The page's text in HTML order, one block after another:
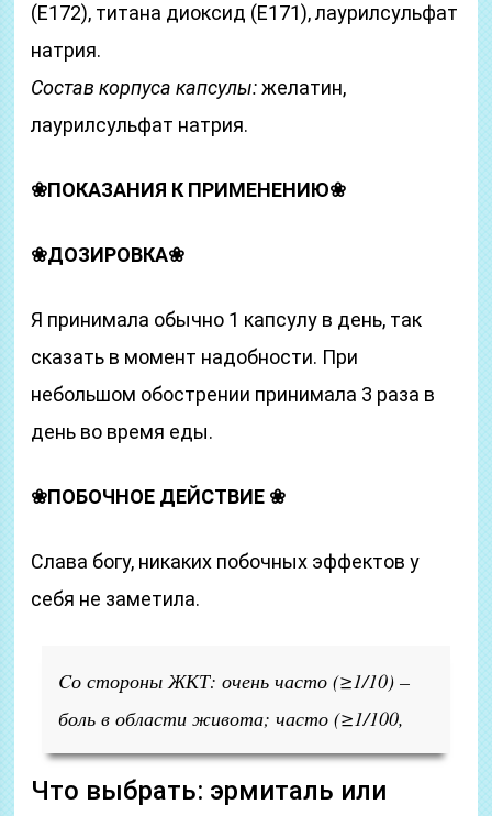
(Е172), титана диоксид (Е171), лаурилсульфат
натрия.
Состав корпуса капсулы:желатин,
лаурилсульфат натрия.
❀ПОКАЗАНИЯ К ПРИМЕНЕНИЮ❀
❀ДОЗИРОВКА❀
Я принимала обычно 1 капсулу в день, так
сказать в момент надобности. При
небольшом обострении принимала 3 раза в
день во время еды.
❀ПОБОЧНОЕ ДЕЙСТВИЕ ❀
Слава богу, никаких побочных эффектов у
себя не заметила.
Cо стороны ЖКТ: очень часто (≥1/10) –
боль в области живота; часто (≥1/100,
Что выбрать: эрмиталь или